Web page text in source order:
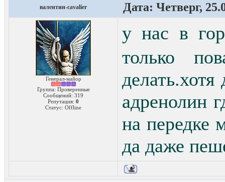
валентин-cavalier Дата: Четверг,
Генерал-майор
Группа: Проверенные
Сообщений: 319
Репутация: 0
Статус: Offline
у нас в
только
адренолин
на передке
да даже